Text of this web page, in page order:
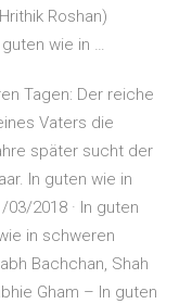
Roshan)
wie in …
Tagen: Der reiche
Vaters die
später sucht der
In guten wie in
2018 · In guten
in schweren
Bachchan, Shah
Gham – In guten